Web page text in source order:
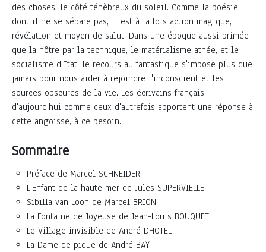
des choses, le côté ténèbreux du soleil. Comme la poésie,
dont il ne se sépare pas, il est à la fois action magique,
révélation et moyen de salut. Dans une époque aussi brimée
que la nôtre par la technique, le matérialisme athée, et le
socialisme d'Etat, le recours au fantastique s'impose plus que
jamais pour nous aider à rejoindre l'inconscient et les
sources obscures de la vie. Les écrivains français
d'aujourd'hui comme ceux d'autrefois apportent une réponse à
cette angoisse, à ce besoin.
Sommaire
Préface de Marcel SCHNEIDER
L'Enfant de la haute mer de Jules SUPERVIELLE
Sibilla van Loon de Marcel BRION
La Fontaine de Joyeuse de Jean-Louis BOUQUET
Le Village invisible de André DHOTEL
La Dame de pique de André BAY